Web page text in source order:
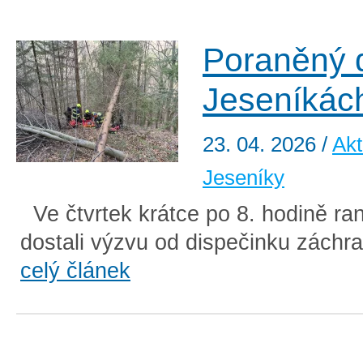
Poraněný
23. 04. 2026 /
Jeseníky
Ve čtvrtek krátce po 8. hodině
dostali výzvu od dispečinku
celý článek